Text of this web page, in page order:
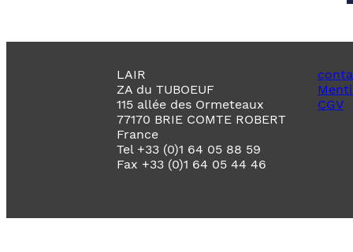
LAIR
ZA du TUBOEUF
115 allée des Ormeteaux
77170 BRIE COMTE ROBERT
France
Tel +33 (0)1 64 05 88 59
Fax +33 (0)1 64 05 44 46
CGV